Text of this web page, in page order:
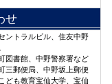
せ
ントラルビル、住友中野
図書館、中野警察署など
三郵便局、中野坂上郵便
ども教育宝仙大学、宝仙